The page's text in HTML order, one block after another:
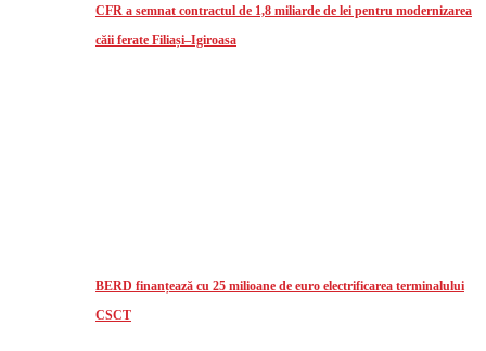
CFR a semnat contractul de 1,8 miliarde de lei pentru modernizarea
căii ferate Filiași–Igiroasa
BERD finanțează cu 25 milioane de euro electrificarea terminalului
CSCT